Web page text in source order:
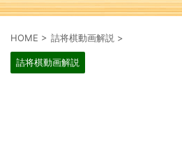
HOME > 詰将棋動画解説 >
詰将棋動画解説